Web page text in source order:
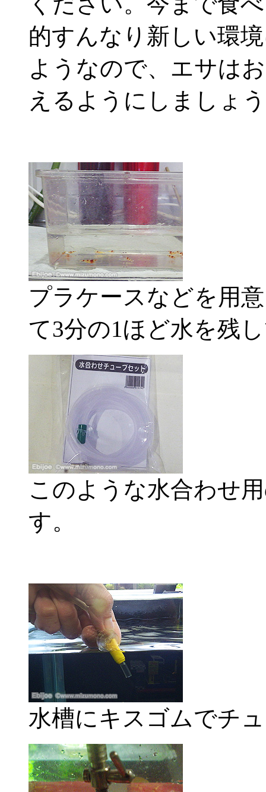
的すんなり新しい環
ようなので、エサは
えるようにしましょ
プラケースなどを用
て3分の1ほど水を残
このような水合わせ
す。
水槽にキスゴムでチ